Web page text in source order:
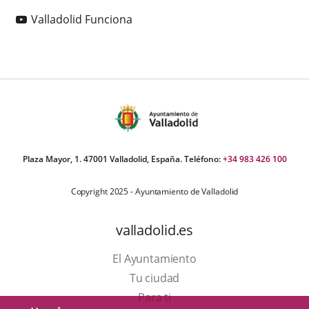
Valladolid FuncionaEnlace
externa.
Plaza Mayor, 1. 47001 Valladolid, España. Teléfono:+34 983 426 100
Copyright 2025 - Ayuntamiento de Valladolid
valladolid.es
El Ayuntamiento
Tu ciudad
Para ti